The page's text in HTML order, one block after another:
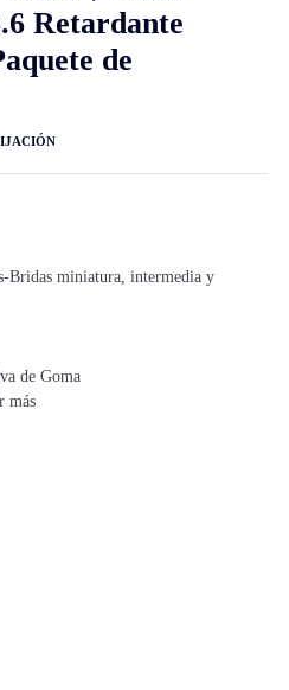
Retardante
de
Bridas miniatura, intermedia y
de Goma
más